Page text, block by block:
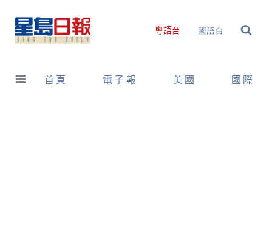
content
粵語台 國語台
首頁 電子報 美國 國際